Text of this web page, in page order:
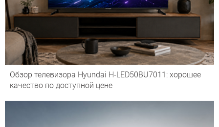
Обзор телевизора Hyundai H-LED50BU7011: хорошее
качество по доступной цене